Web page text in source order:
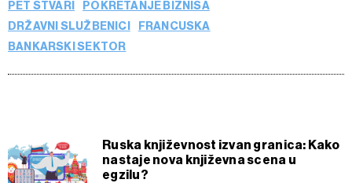
PET STVARI
POKRETANJE BIZNISA
DRŽAVNI SLUŽBENICI
FRANCUSKA
BANKARSKI SEKTOR
Ruska književnost izvan granica: Kako
nastaje nova književna scena u
egzilu?